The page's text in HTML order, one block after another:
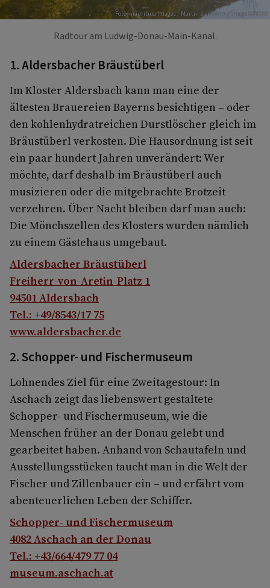
Foto: mauritius images / Martin Siepmann / imageBROKER
Radtour am Ludwig-Donau-Main-Kanal.
1. Aldersbacher Bräustüberl
Im Kloster Aldersbach kann man eine der
ältesten Brauereien Bayerns besichtigen – oder
den kohlenhydratreichen Durstlöscher gleich im
Bräustüberl verkosten. Die Hausordnung ist seit
ein paar hundert Jahren unverändert: Wer
möchte, darf deshalb im Bräustüberl auch
musizieren oder die mitgebrachte Brotzeit
verzehren. Über Nacht bleiben darf man auch:
Die Mönchszellen des Klosters wurden nämlich
zu einem Gästehaus umgebaut.
Aldersbacher Bräustüberl
Freiherr-von-Aretin-Platz 1
94501 Aldersbach
Tel.: +49/8543/17 75
www.aldersbacher.de
2. Schopper- und Fischermuseum
Lohnendes Ziel für eine Zweitagestour: In
Aschach zeigt das liebenswert gestaltete
Schopper- und Fischermuseum, wie die
Menschen früher an der Donau gelebt und
gearbeitet haben. Anhand von Schautafeln und
Ausstellungsstücken taucht man in die Welt der
Fischer und Zillenbauer ein – und erfährt vom
abenteuerlichen Leben der Schiffer.
Schopper- und Fischermuseum
4082 Aschach an der Donau
Tel.: +43/664/479 77 04
museum.aschach.at